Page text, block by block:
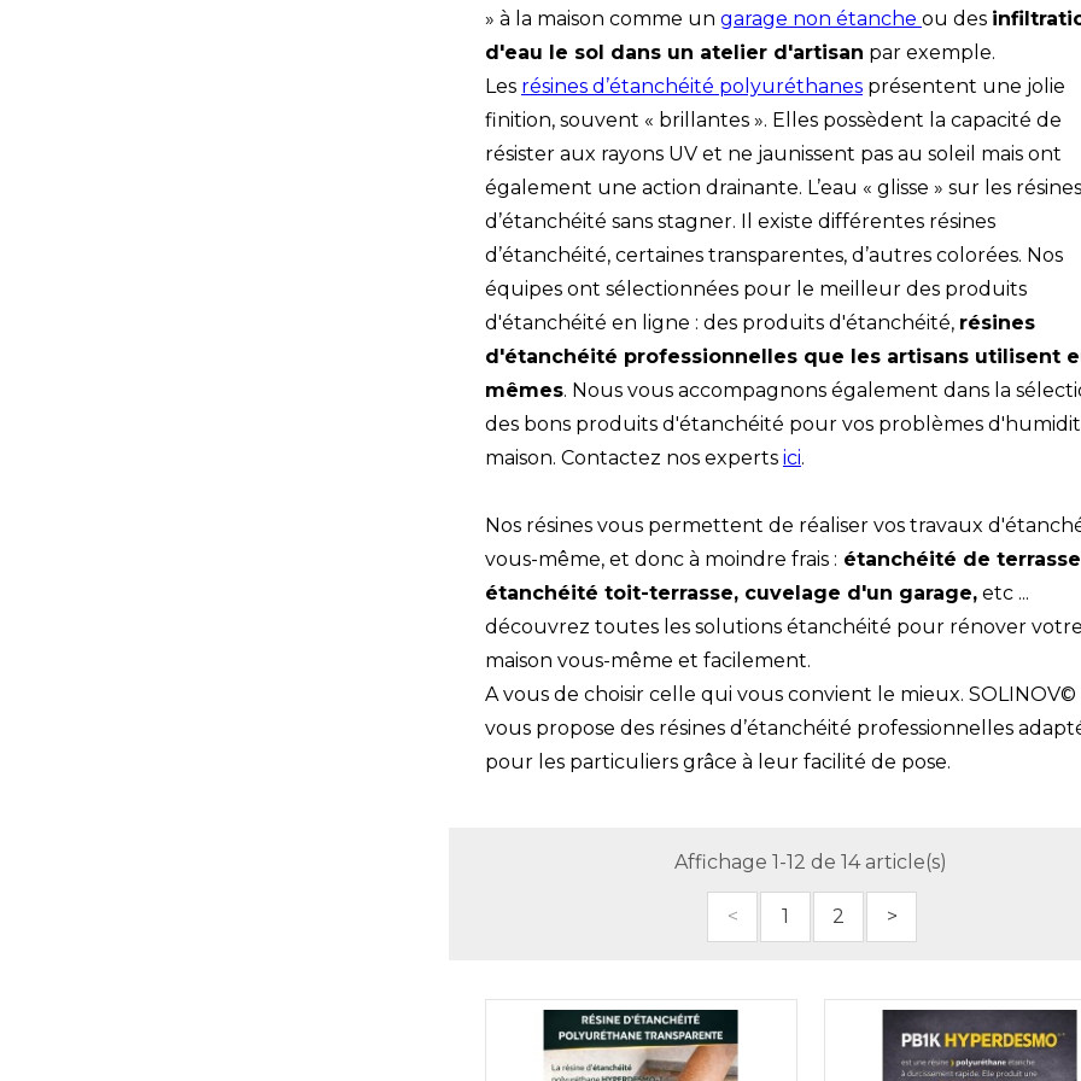
» à la maison comme un garage non étanche ou des
d'eau le sol dans un atelier d'artisan par exemple.
Les résines d’étanchéité polyuréthanes présentent une jolie
finition, souvent « brillantes ». Elles possèdent la capacité de
résister aux rayons UV et ne jaunissent pas au soleil mais ont
également une action drainante. L’eau « glisse » sur les résines
d’étanchéité sans stagner. Il existe différentes résines
d’étanchéité, certaines transparentes, d’autres colorées. Nos
équipes ont sélectionnées pour le meilleur des produits
d'étanchéité en ligne : des produits d'étanchéité, résines
d'étanchéité professionnelles que les artisans utilisent
mêmes. Nous vous accompagnons également dans la
des bons produits d'étanchéité pour vos problèmes
maison. Contactez nos experts ici.
Nos résines vous permettent de réaliser vos travaux
vous-même, et donc à moindre frais : étanchéité de
étanchéité toit-terrasse, cuvelage d'un garage, etc ...
découvrez toutes les solutions étanchéité pour rénover votre
maison vous-même et facilement.
A vous de choisir celle qui vous convient le mieux. SOLINOV©
vous propose des résines d’étanchéité professionnelles
pour les particuliers grâce à leur facilité de pose.
Affichage 1-12 de 14 article(s)
< 1 2 >